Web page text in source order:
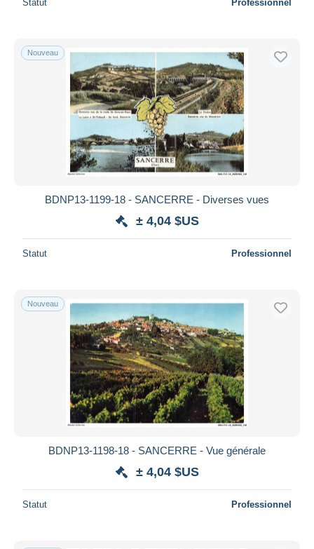
Statut Professionnel
Nouveau
BDNP13-1199-18 - SANCERRE - Diverses vues
± 4,04 $US
Statut Professionnel
Nouveau
BDNP13-1198-18 - SANCERRE - Vue générale
± 4,04 $US
Statut Professionnel